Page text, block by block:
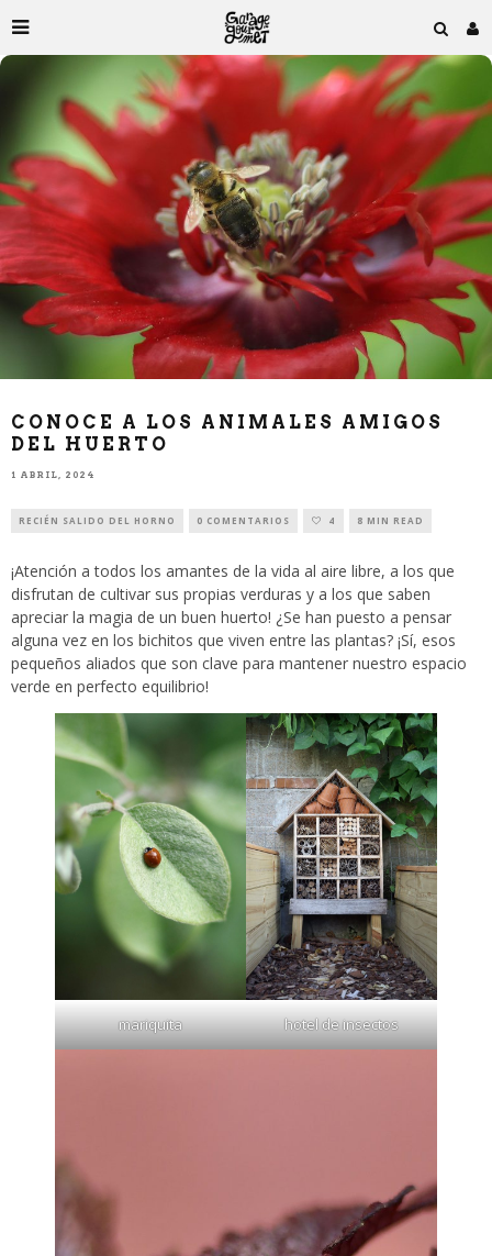
CONOCE A LOS ANIMALES AMIGOS
DEL HUERTO
1 ABRIL, 2024
RECIÉN SALIDO DEL HORNO 0 COMENTARIOS 4 8 MIN READ
¡Atención a todos los amantes de la vida al aire libre, a los que
disfrutan de cultivar sus propias verduras y a los que saben
apreciar la magia de un buen huerto! ¿Se han puesto a pensar
alguna vez en los bichitos que viven entre las plantas? ¡Sí, esos
pequeños aliados que son clave para mantener nuestro espacio
verde en perfecto equilibrio!
mariquita hotel de insectos